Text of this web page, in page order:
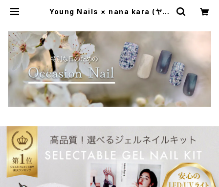
Young Nails × nana kara (ヤン
用スティック付き） | Simpliee（シン
プリー）STORE